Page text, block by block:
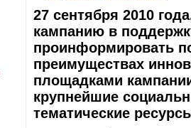
27 сентября 2010
кампанию в
проинформировать
преимуществах
площадками
крупнейшие
тематические